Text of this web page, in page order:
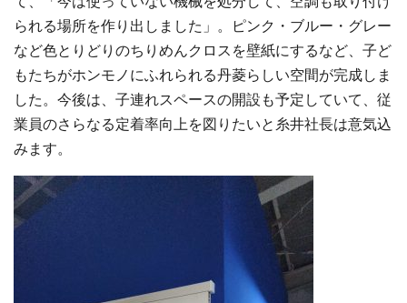
られる場所を作り出しました」。ピンク・ブルー・グレー
など色とりどりのちりめんクロスを壁紙にするなど、子ど
もたちがホンモノにふれられる丹菱らしい空間が完成しま
した。今後は、子連れスペースの開設も予定していて、従
業員のさらなる定着率向上を図りたいと糸井社長は意気込
みます。